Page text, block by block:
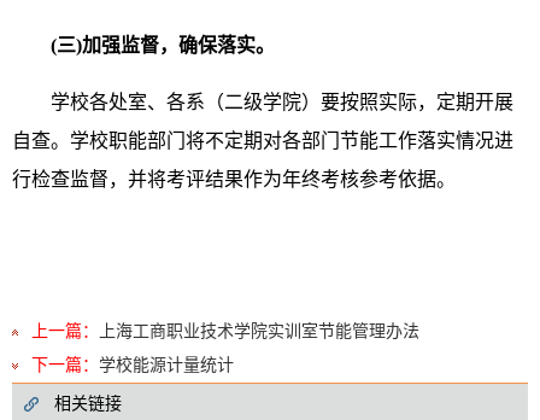
(三)加强监督，确保落实。
学校各处室、各系（二级学院）要按照实际，定期开展
自查。学校职能部门将不定期对各部门节能工作落实情况进
行检查监督，并将考评结果作为年终考核参考依据。
上一篇：
上海工商职业技术学院实训室节能管理办法
下一篇： 学校能源计量统计
相关链接